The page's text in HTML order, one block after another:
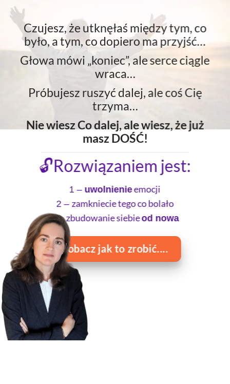
Czujesz, że utknęłaś między tym, co
było, a tym, co dopiero ma przyjść…
Głowa mówi „koniec”, ale serce ciągle
wraca…
Próbujesz ruszyć dalej, ale coś Cię
trzyma…
Nie wiesz Co dalej, ale wiesz, że już
masz DOŚĆ!
🔓Rozwiązaniem jest:
1 – uwolnienieemocji
2 –zamkniecie tego co bolało
3 –zbudowanie siebieod nowa
Zobacz jak to zrobić....